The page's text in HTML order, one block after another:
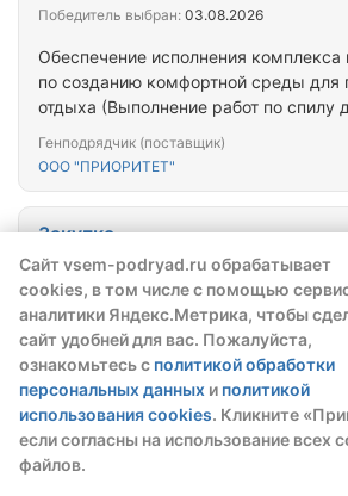
Сайт vsem-podryad.ru обрабатывает
cookies, в том числе с помощью
аналитики Яндекс.Метрика, чтобы
сайт удобней для вас. Пожалуйста,
ознакомьтесь с политикой обработки
персональных данных и политикой
использования cookies. Кликните
если согласны на использование всех
файлов.
Обеспечение исполнения комплекса
по созданию комфортной среды для
отдыха (Выполнение работ по спилу
Генподрядчик (поставщик)
ООО "ПРИОРИТЕТ"
Победитель выбран: 03.08.2026
Содержание автомобильных дорог
пользования местного значения г.
Закупка
№░░59200001126008░░░
Окончательная цена
5 984 427,94 ₽
Тип закупки: 44-ФЗ
Победитель выбран:03.08.2026
чтобы открыть сведения
скрытые данные станут
регистрации или входа в
Зарегистрироваться